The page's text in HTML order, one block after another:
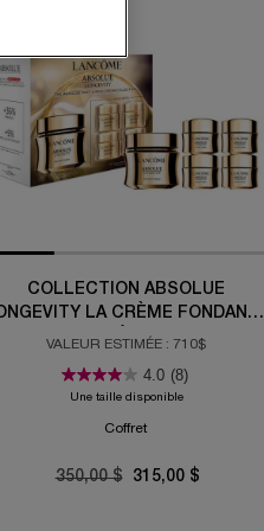
COLLECTION ABSOLUE
LA CRÈME FONDANTE
ET LA CRÈME RICHE
VALEUR ESTIMÉE : 710$
4.0 (8)
Une taille disponible
Coffret
Old price
350,00 $ New price
315,00 $